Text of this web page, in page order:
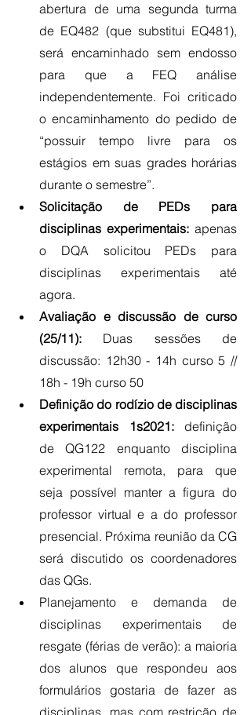
abertura de uma segunda turma
de EQ482 (que substitui EQ481),
será encaminhado sem endosso
para que a FEQ análise
independentemente. Foi criticado
o encaminhamento do pedido de
“possuir tempo livre para os
estágios em suas grades horárias
durante o semestre”.
Solicitação de PEDs para
disciplinas experimentais: apenas
o DQA solicitou PEDs para
disciplinas experimentais até
agora.
Avaliação e discussão de curso
(25/11): Duas sessões de
discussão: 12h30 - 14h curso 5 //
18h - 19h curso 50
Definição do rodízio de disciplinas
experimentais 1s2021: definição
de QG122 enquanto disciplina
experimental remota, para que
seja possível manter a figura do
professor virtual e a do professor
presencial. Próxima reunião da CG
será discutido os coordenadores
das QGs.
Planejamento e demanda de
disciplinas experimentais de
resgate (férias de verão): a maioria
dos alunos que respondeu aos
formulários gostaria de fazer as
disciplinas, mas com restrição de